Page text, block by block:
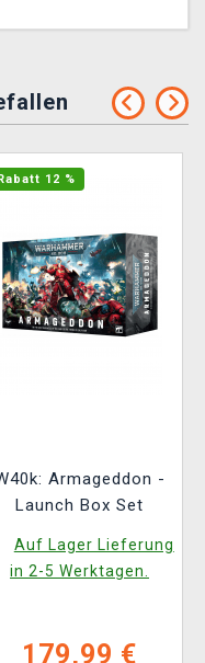
Rabatt 12 %
Armageddon -
Launch Box Set
Auf Lager Lieferung
in 2-5 Werktagen.
179,99 €